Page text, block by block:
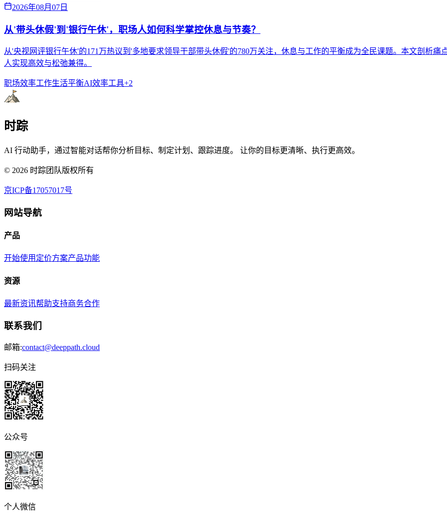
2026年08月07日
从'带头休假'到'银行午休'，职场人如何科学掌控休息与节奏？
从'央视网评银行午休'的171万热议到'多地要求领导干部带头休假'的780万关注，休息与工作的平衡成为全民课题。本文剖析
人实现高效与松弛兼得。
职场效率工作生活平衡AI效率工具+2
时踪
AI 行动助手，通过智能对话帮你分析目标、制定计划、跟踪进度。 让你的目标更清晰、执行更高效。
© 2026 时踪团队版权所有
京ICP备17057017号
网站导航
产品
开始使用 定价方案产品功能
资源
最新资讯帮助支持商务合作
联系我们
邮箱:contact@deeppath.cloud
扫码关注
公众号
个人微信